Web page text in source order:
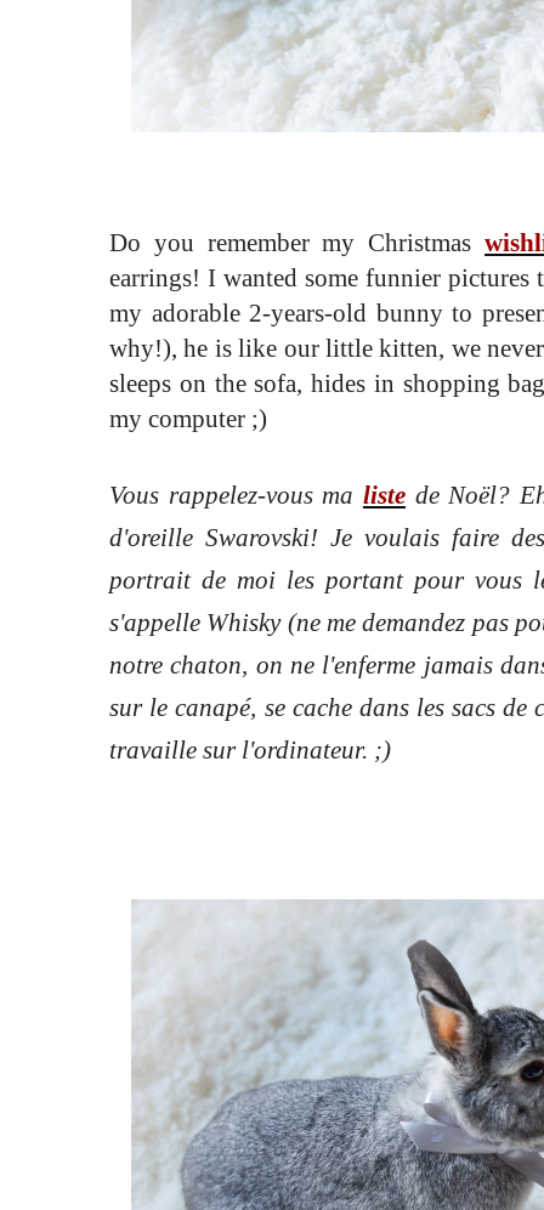
Do you remember my Christmas
earrings! I wanted some funnier
my adorable 2-years-old bunny to
why!), he is like our little kitten, we
sleeps on the sofa, hides in shopping
my computer ;)
Vous rappelez-vous ma listede Noël?
d'oreille Swarovski! Je voulais faire
portrait de moi les portant pour vous
s'appelle Whisky (ne me demandez pas
notre chaton, on ne l'enferme jamais
sur le canapé, se cache dans les sacs
travaille sur l'ordinateur. ;)